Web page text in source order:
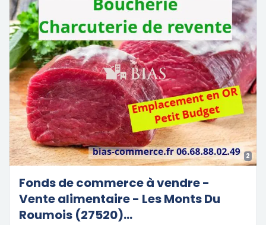
2
Fonds de commerce à vendre -
Vente alimentaire - Les Monts Du
Roumois (27520)...